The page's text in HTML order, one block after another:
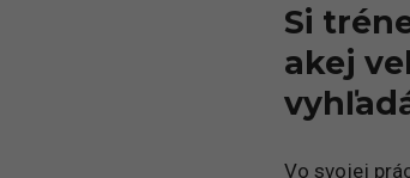
Si
akej
Vo svojej